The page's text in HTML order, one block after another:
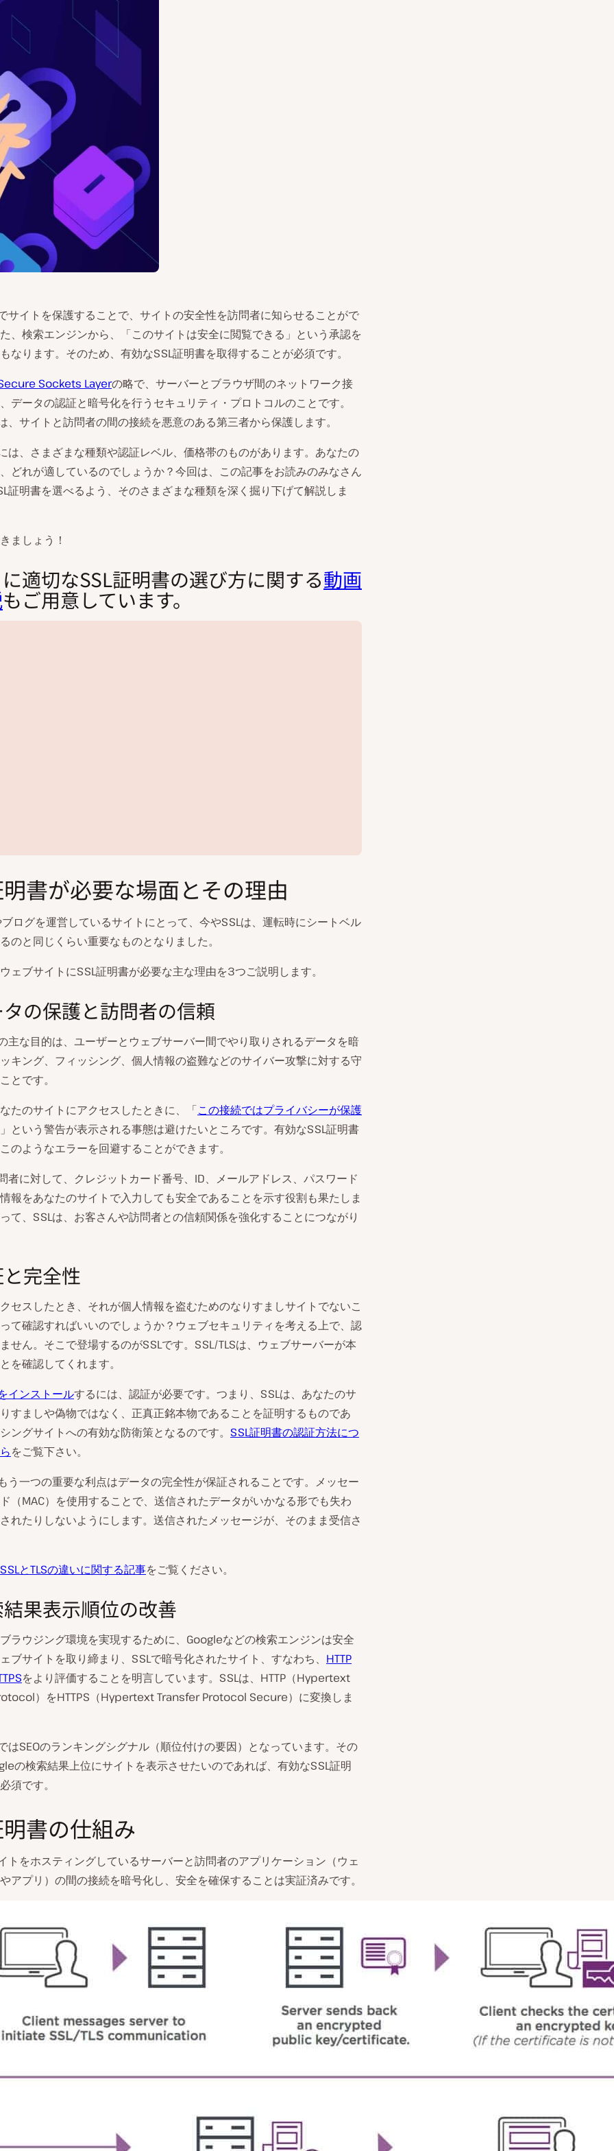
サイトを保護することで、サイトの安全性を訪問者に知らせることがで
、検索エンジンから、「このサイトは安全に閲覧できる」という承認を
なります。そのため、有効なSSL証明書を取得することが必須です。
Sockets Layerの略で、サーバーとブラウザ間のネットワーク接
データの認証と暗号化を行うセキュリティ・プロトコルのことです。
、サイトと訪問者の間の接続を悪意のある第三者から保護します。
は、さまざまな種類や認証レベル、価格帯のものがあります。あなたの
どれが適しているのでしょうか？今回は、この記事をお読みのみなさん
証明書を選べるよう、そのさまざまな種類を深く掘り下げて解説しま
ましょう！
適切なSSL証明書の選び方に関する動画
もご用意しています。
動
を
再
生
明書が必要な場面とその理由
ログを運営しているサイトにとって、今やSSLは、運転時にシートベル
のと同じくらい重要なものとなりました。
ェブサイトにSSL証明書が必要な主な理由を3つご説明します。
の保護と訪問者の信頼
主な目的は、ユーザーとウェブサーバー間でやり取りされるデータを暗
キング、フィッシング、個人情報の盗難などのサイバー攻撃に対する守
とです。
たのサイトにアクセスしたときに、「この接続ではプライバシーが保護
」という警告が表示される事態は避けたいところです。有効なSSL証明書
のようなエラーを回避することができます。
者に対して、クレジットカード番号、ID、メールアドレス、パスワード
報をあなたのサイトで入力しても安全であることを示す役割も果たしま
て、SSLは、お客さんや訪問者との信頼関係を強化することにつながり
完全性
セスしたとき、それが個人情報を盗むためのなりすましサイトでないこ
て確認すればいいのでしょうか？ウェブセキュリティを考える上で、認
せん。そこで登場するのがSSLです。SSL/TLSは、ウェブサーバーが本
を確認してくれます。
インストールするには、認証が必要です。つまり、SSLは、あなたのサ
すましや偽物ではなく、正真正銘本物であることを証明するものであ
ングサイトへの有効な防衛策となるのです。 SSL証明書の認証方法につ
をご覧下さい。
う一つの重要な利点はデータの完全性が保証されることです。メッセー
（MAC）を使用することで、送信されたデータがいかなる形でも失わ
れたりしないようにします。送信されたメッセージが、そのまま受信さ
SSLとTLSの違いに関する記事をご覧ください。
果表示順位の改善
ラウジング環境を実現するために、Googleなどの検索エンジンは安全
ブサイトを取り締まり、SSLで暗号化されたサイト、すなわち、 HTTP
をより評価することを明言しています。SSLは、HTTP（Hypertext
）をHTTPS（Hypertext Transfer Protocol Secure）に変換しま
はSEOのランキングシグナル（順位付けの要因）となっています。その
の検索結果上位にサイトを表示させたいのであれば、有効なSSL証明
須です。
書の仕組み
トをホスティングしているサーバーと訪問者のアプリケーション（ウェ
アプリ）の間の接続を暗号化し、安全を確保することは実証済みです。